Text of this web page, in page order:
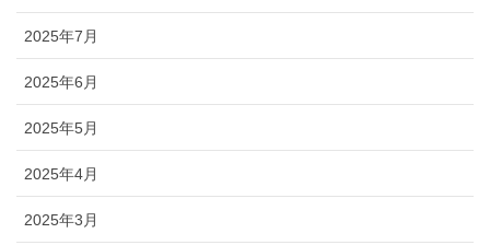
2025年7月
2025年6月
2025年5月
2025年4月
2025年3月